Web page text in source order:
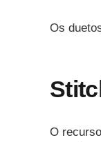
Os
O